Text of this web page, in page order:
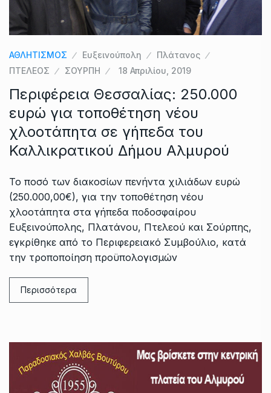
ΑΘΛΗΤΙΣΜΟΣ Ευξεινούπολη
Πλάτανος
ΠΤΕΛΕΟΣ
ΣΟΥΡΠΗ 18 Απριλίου, 2019
Περιφέρεια Θεσσαλίας: 250.000
ευρώ για τοποθέτηση νέου
χλοοτάπητα σε γήπεδα του
Καλλικρατικού Δήμου Αλμυρού
Το ποσό των διακοσίων πενήντα χιλιάδων ευρώ
(250.000,00€), για την τοποθέτηση νέου
χλοοτάπητα στα γήπεδα ποδοσφαίρου
Ευξεινούπολης, Πλατάνου, Πτελεού και Σούρπης,
εγκρίθηκε από το Περιφερειακό Συμβούλιο, κατά
την τροποποίηση προϋπολογισμών
Περισσότερα